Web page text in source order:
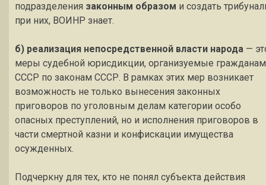
подразделения законным образом и создать
при них, ВОИНР знает.
б) реализация непосредственной власти народа —
меры судебной юрисдикции, организуемые
СССР по законам СССР. В рамках этих мер возникает
возможность не только вынесения законных
приговоров по уголовным делам категории особо
опасных преступлений, но и исполнения приговоров в
части смертной казни и конфискации имущества
осужденных.
Подчеркну для тех, кто не понял субъекта действия